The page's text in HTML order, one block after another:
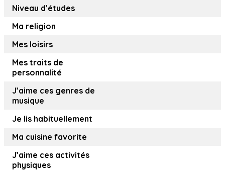
Niveau d’études
Ma religion
Mes loisirs
Mes traits de
personnalité
J’aime ces genres de
musique
Je lis habituellement
Ma cuisine favorite
J’aime ces activités
physiques